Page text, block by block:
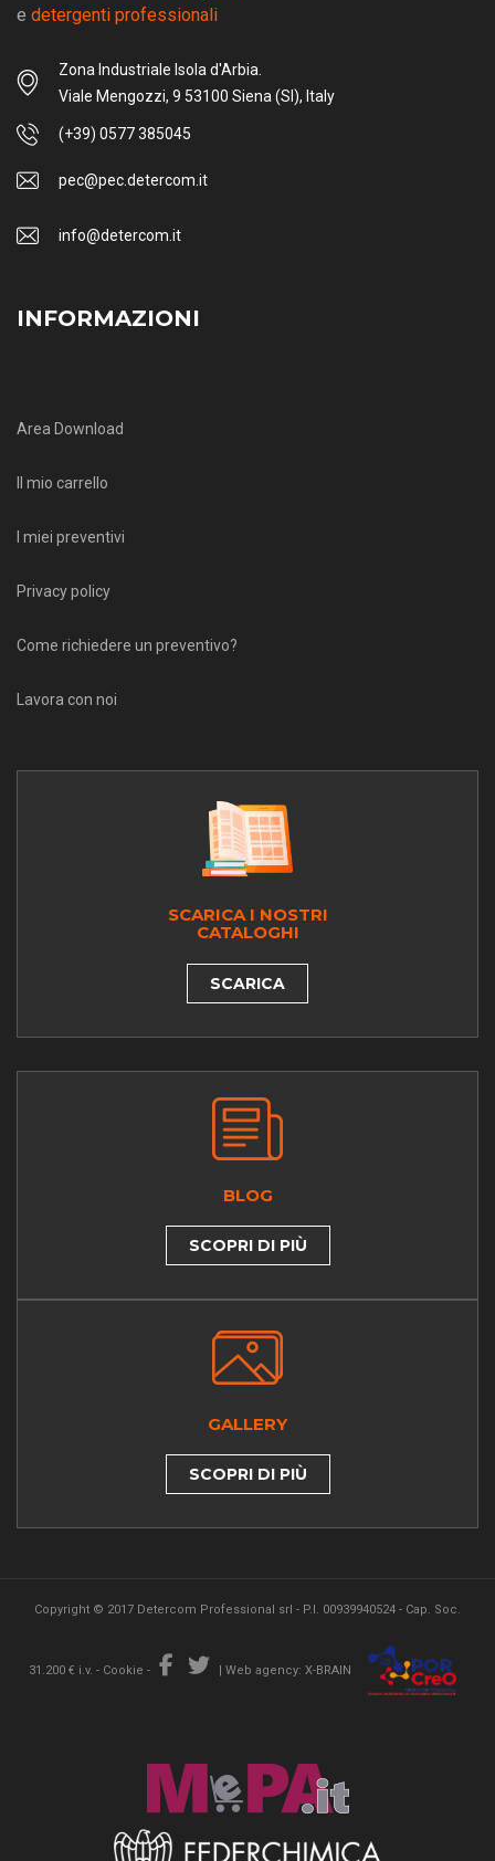
e detergenti professionali
Zona Industriale Isola d'Arbia.
Viale Mengozzi, 9 53100 Siena (SI), Italy
(+39) 0577 385045
pec@pec.detercom.it
info@detercom.it
INFORMAZIONI
Area Download
Il mio carrello
I miei preventivi
Privacy policy
Come richiedere un preventivo?
Lavora con noi
SCARICA I NOSTRI
CATALOGHI
SCARICA
BLOG
SCOPRI DI PIÙ
GALLERY
SCOPRI DI PIÙ
Copyright © 2017 Detercom Professional srl - P.I. 00939940524 - Cap. Soc.
31.200 € i.v. - Cookie - | Web agency: X-BRAIN